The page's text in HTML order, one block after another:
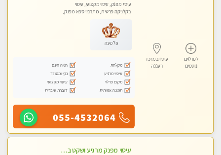
לפרטים
נוספים
עיסוי במרכז
רעננה
עיסוי מפנק, עיסוי מקצועי, עיסוי
בקלניקה פרטית, מתחמי ספא מפנק,
פלטינה
מקלחת
חניה חינם
עיסוי מרגיע
נקי ומסודר
מקום פרטי
עיסוי מקצועי
תמונה אמיתית
דוברת עיברית
055-4532064
עיסוי מפנק מרגיע ושקט במקום מדהים עיסוי מושקע מאוד